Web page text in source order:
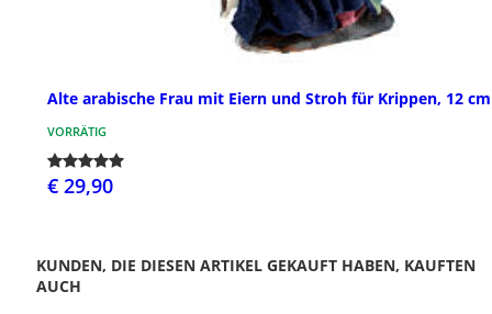
Alte arabische Frau mit Eiern und Stroh für Krippen, 12 cm
VORRÄTIG
€ 29,90
KUNDEN, DIE DIESEN ARTIKEL GEKAUFT HABEN, KAUFTEN
AUCH